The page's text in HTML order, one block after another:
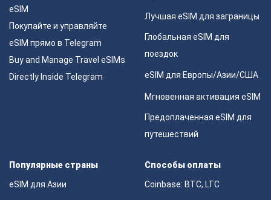
eSIM
Покупайте и управляйте
eSIM прямо в Telegram
Buy and Manage Travel eSIMs
Directly Inside Telegram
Лучшая eSIM для заграницы
Глобальная eSIM для
поездок
eSIM для Европы/Азии/США
Мгновенная активация eSIM
Предоплаченная eSIM для
путешествий
Популярные страны
eSIM для Азии
Способы оплаты
Coinbase: BTC, LTC